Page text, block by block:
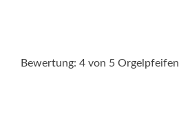
Bewertung: 4 von 5 Orgelpfeifen